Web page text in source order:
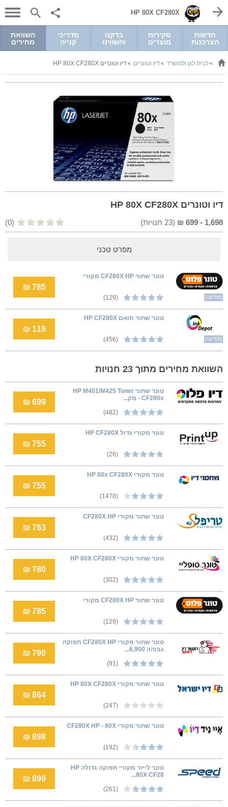
HP 80X CF280X
חדשות
הצרכנות
סקירות
מוצרים
בדקנו
והשווינו
מדריכי
קנייה
השוואת
מחירים
>לבית לגן ולמשרד >דיו וטונרים >דיו וטונרים HP 80X CF280X
דיו וטונרים HP 80X CF280X
1,698
-
699
₪
(
23 חנויות) (0)
מפרט טכני
מודעה
טונר שחור CF280X HP מקורי
(129)
785 ₪
מודעה
טונר שחור תואם HP CF280X
(456)
119 ₪
השוואת מחירים מתוך 23 חנויות
טונר שחור HP M401/M425 Toner
CF280x - מק...
(482)
699 ₪
טונר מקורי גדול HP CF280X
(26)
755 ₪
טונר מקורי HP 80x CF280X
(1478)
755 ₪
טונר שחור מקורי CF280X HP
(432)
763 ₪
‏טונר ‏שחור מקורי HP 80X CF280X
(302)
780 ₪
טונר שחור CF280X HP מקורי
(129)
785 ₪
טונר שחור מקורי CF280X HP תפוקה
גבוהה 6,900...
(91)
790 ₪
‏טונר ‏שחור מקורי HP 80X CF280X
(247)
864 ₪
טונר שחור מקורי CF280X HP - 80X
(192)
898 ₪
טונר לייזר מקורי תפוקה גדולה HP
80X CF28...
(261)
899 ₪